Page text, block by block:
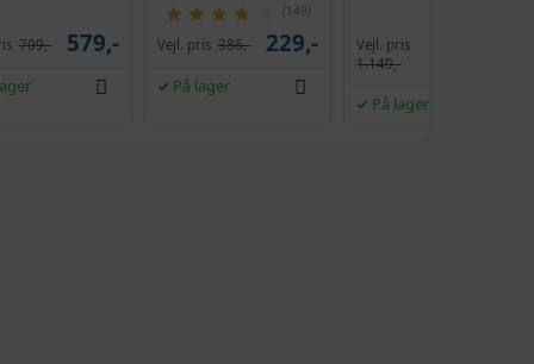
709,- 579,-
(149)
Vejl. pris 386,- 229,-
På lager
uden værktøj - cloud
hvid
Vejl. pris
1.149,-
På lager